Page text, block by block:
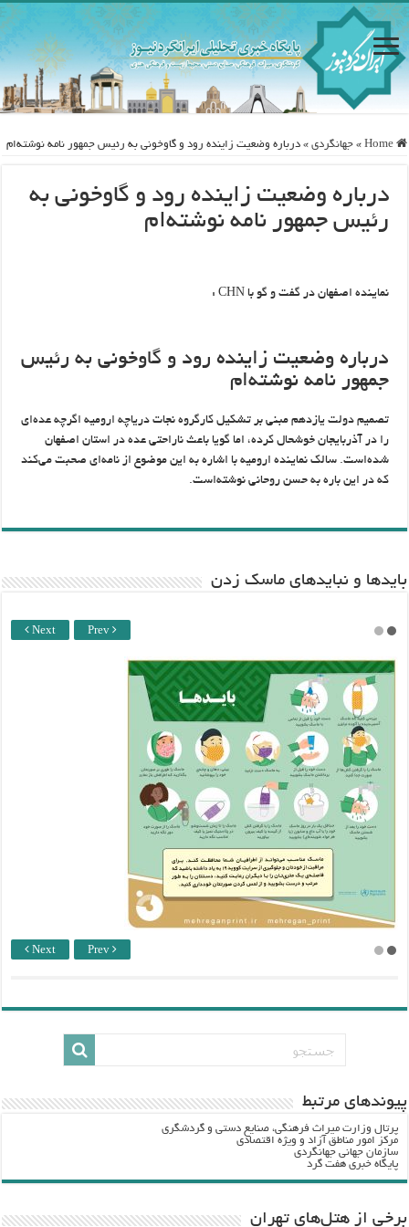
Home
» جهانگردی » درباره وضعیت زاینده رود و گاوخونی به رئیس جمهور نامه نوشته‌ام
درباره وضعیت زاینده رود و گاوخونی به
رئیس جمهور نامه نوشته‌ام
نماینده اصفهان در گفت و گو با CHN :
درباره وضعیت زاینده رود و گاوخونی به رئیس
جمهور نامه نوشته‌ام
تصمیم دولت یازدهم مبنی بر تشکیل کارگروه نجات دریاچه ارومیه اگرچه عده‌ای
را در آذربایجان خوشحال کرده، اما گویا باعث ناراحتی عده در استان اصفهان
شده‌است. سالک نماینده ارومیه با اشاره به این موضوع از نامه‌ای صحبت می‌کند
که در این باره به حسن روحانی نوشته‌است.
باید‌ها و نبایدهای ماسک زدن
Next Prev
Next Prev
پيوندهاي مرتبط
پرتال وزارت ميراث فرهنگي، صنایع دستی و گردشگري
مرکز امور مناطق آزاد و ویژه اقتصادی
سازمان جهانی جهانگردی
پایگاه خبری هفت گرد
برخی از هتل‌های تهران